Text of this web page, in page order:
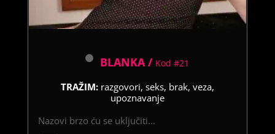
BLANKA / Kod #21
TRAŽIM: razgovori, seks, brak, veza,
upoznavanje
Nazovi brzo ću se uključiti...